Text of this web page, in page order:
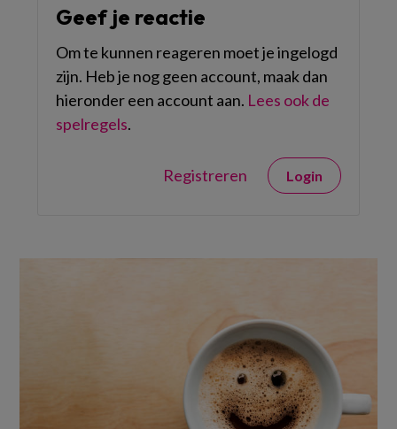
Geef je reactie
Om te kunnen reageren moet je ingelogd
zijn. Heb je nog geen account, maak dan
hieronder een account aan. Lees ook de
spelregels.
Registreren Login